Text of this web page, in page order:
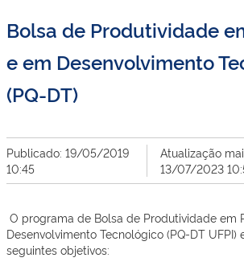
Bolsa de Produtividade
e em Desenvolvimento
(PQ-DT)
Publicado: 19/05/2019
10:45
Atualização
13/07/2023
O programa de Bolsa de Produtividade em
Desenvolvimento Tecnológico (PQ-DT UFPI)
seguintes objetivos: